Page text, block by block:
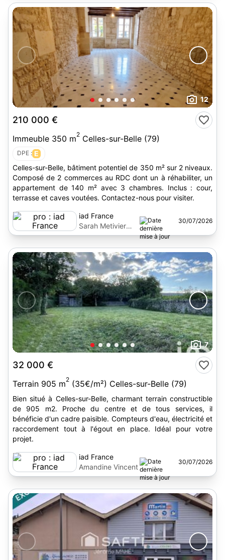
12
210 000 €
Immeuble 350 m2 Celles-sur-Belle (79)
DPE : E
Celles-sur-Belle, bâtiment potentiel de 350 m² sur 2 niveaux.
Composé de 2 commerces au RDC dont un à réhabiliter, un
appartement de 140 m² avec 3 chambres. Inclus : cour,
terrasse et caves voutées. Contactez-nous pour visiter.
iad France
Sarah Metivier
Schreiber
30/07/2026
7
32 000 €
Terrain 905 m2 (35€/m²) Celles-sur-Belle (79)
Bien situé à Celles-sur-Belle, charmant terrain constructible
de 905 m2. Proche du centre et de tous services, il
bénéficie d'un cadre paisible. Compteurs d'eau, électricité et
raccordement tout à l'égout en place. Idéal pour votre
projet.
iad France
Amandine Vincent
30/07/2026